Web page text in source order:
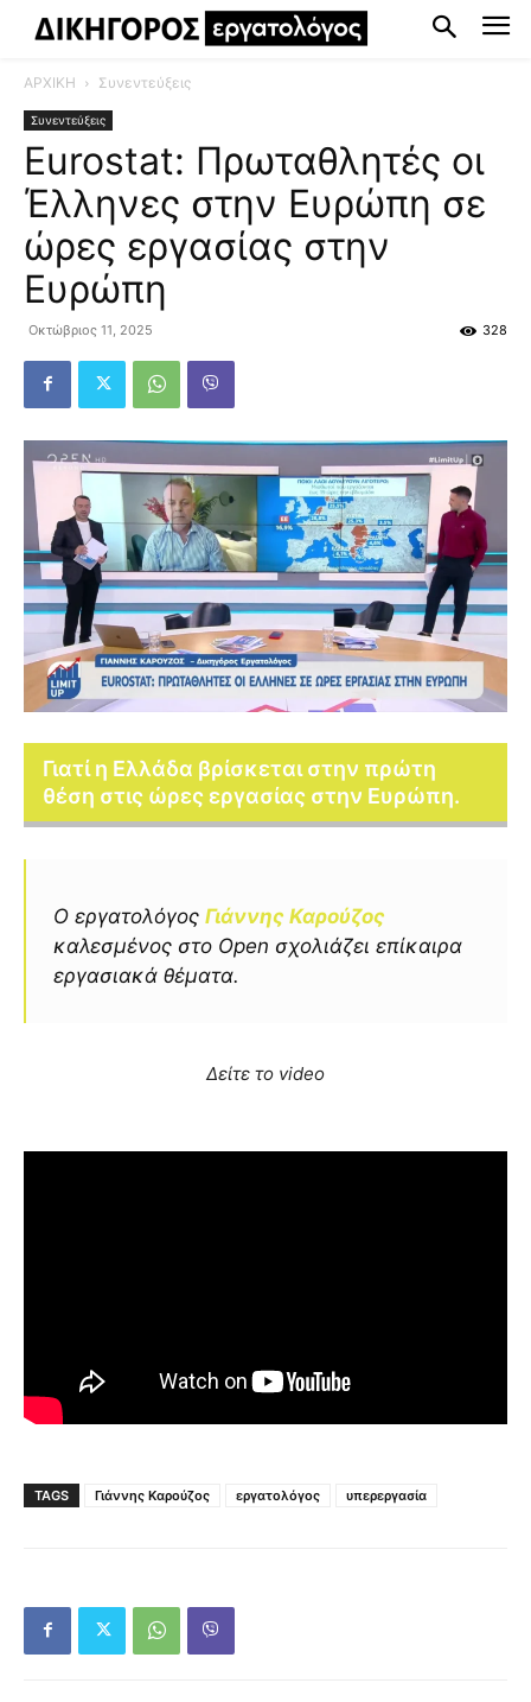
ΑΡΧΙΚΗ Συνεντεύξεις
Συνεντεύξεις
Eurostat: Πρωταθλητές οι
Έλληνες στην Ευρώπη σε
ώρες εργασίας στην
Ευρώπη
Οκτώβριος 11, 2025 328
Γιατί η Ελλάδα βρίσκεται στην πρώτη
θέση στις ώρες εργασίας στην Ευρώπη.
Ο εργατολόγος Γιάννης Καρούζος
καλεσμένος στο Open σχολιάζει επίκαιρα
εργασιακά θέματα.
Δείτε το video
TAGS Γιάννης Καρούζος εργατολόγος υπερεργασία